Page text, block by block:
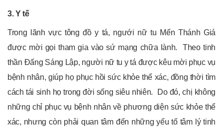
3. Y tế
Trong lãnh vực tông đồ y tá, ngưới nữ tu Mến Thánh Giá
được mời gọi tham gia vào sứ mạng chữa lành. Theo tinh
thần Đấng Sáng Lập, người nữ tu y tá được kêu mời phục vụ
bệnh nhân, giúp họ phục hồi sức khỏe thể xác, đồng thời tìm
cách tái sinh họ trong đời sống siêu nhiên. Do đó, chị không
những chỉ phục vụ bệnh nhân về phương diện sức khỏe thể
xác, nhưng còn phải quan tâm đến những yếu tố tâm lý tinh